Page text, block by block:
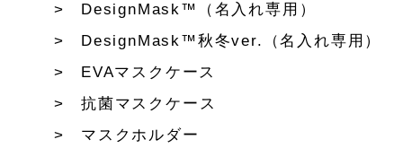
DesignMask™（名入れ専用）
DesignMask™秋冬ver.（名入れ専用）
EVAマスクケース
抗菌マスクケース
マスクホルダー